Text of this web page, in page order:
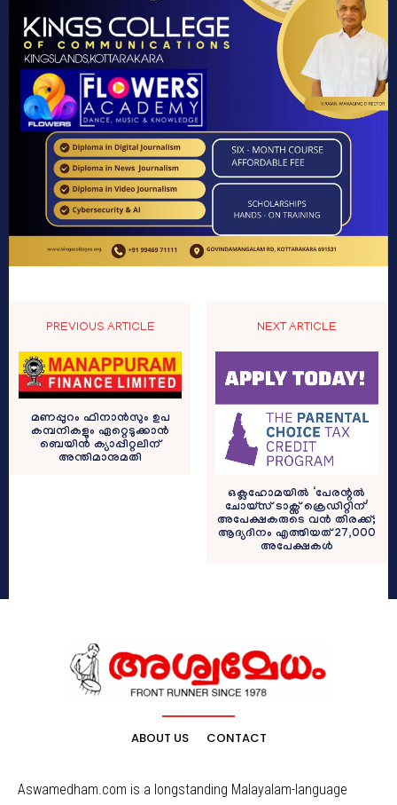
PREVIOUS ARTICLE
മണപ്പുറം ഫിനാന്‍സും ഉപ
കമ്പനികളും ഏറ്റെടുക്കാന്‍
ബെയിന്‍ ക്യാപ്പിറ്റലിന്
അന്തിമാനുമതി
NEXT ARTICLE
ഒക്ലഹോമയിൽ ‘പേരന്റൽ
ചോയ്സ് ടാക്സ് ക്രെഡിറ്റിന്’
അപേക്ഷകരുടെ വൻ തിരക്ക്;
ആദ്യദിനം എത്തിയത് 27,000
അപേക്ഷകൾ
ABOUT US CONTACT
Aswamedham.com is a longstanding Malayalam-language